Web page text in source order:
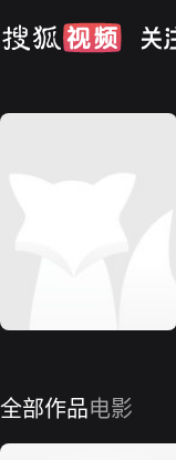
全部作品电影